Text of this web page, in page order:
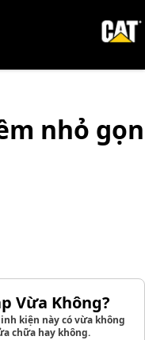
nhỏ gọn
Vừa Không?
kiện này có vừa không
chữa hay không.